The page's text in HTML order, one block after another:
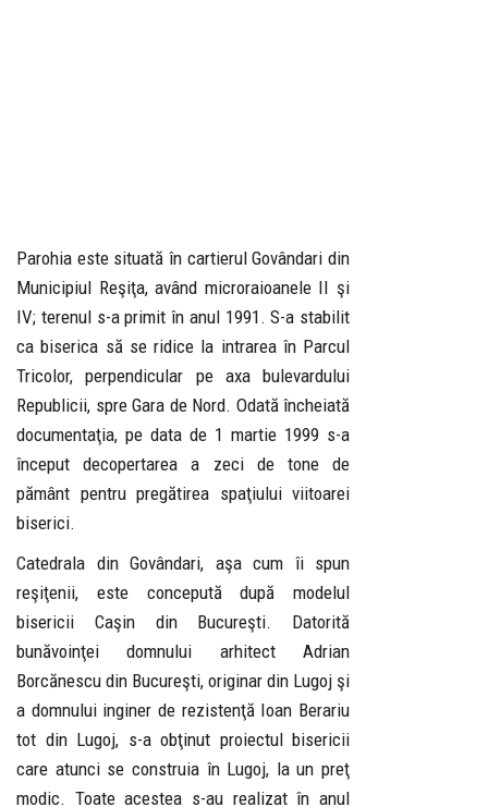
Parohia este situată în cartierul Govândari din
Municipiul Reşiţa, având microraioanele II şi
IV; terenul s-a primit în anul 1991. S-a stabilit
ca biserica să se ridice la intrarea în Parcul
Tricolor, perpendicular pe axa bulevardului
Republicii, spre Gara de Nord. Odată încheiată
documentaţia, pe data de 1 martie 1999 s-a
început decopertarea a zeci de tone de
pământ pentru pregătirea spaţiului viitoarei
biserici.
Catedrala din Govândari, aşa cum îi spun
reşiţenii, este concepută după modelul
bisericii Caşin din Bucureşti. Datorită
bunăvoinţei domnului arhitect Adrian
Borcănescu din Bucureşti, originar din Lugoj şi
a domnului inginer de rezistenţă Ioan Berariu
tot din Lugoj, s-a obţinut proiectul bisericii
care atunci se construia în Lugoj, la un preţ
modic. Toate acestea s-au realizat în anul